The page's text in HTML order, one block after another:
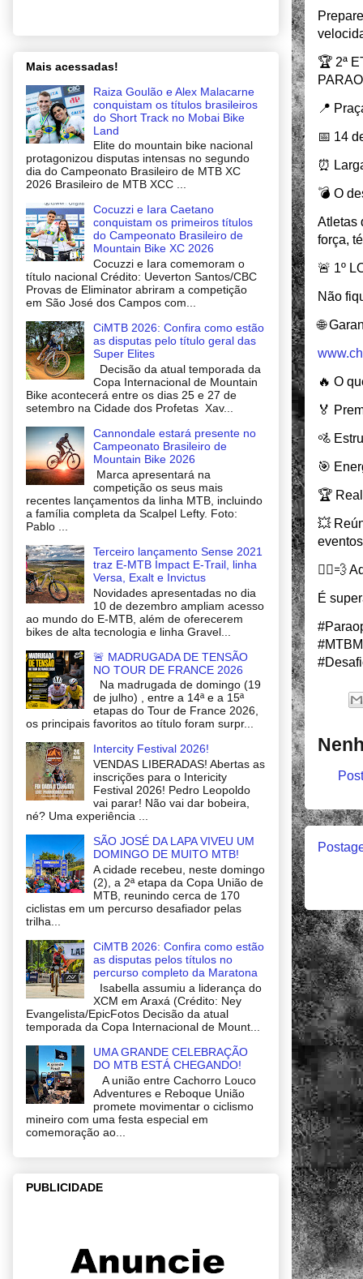
🏆 2ª
📍
📅 14
⏰
💣 O
Atletas
força,
🚨 1º
Não
🌐
🔥 O
🏅
🚵
🎯
🏆
💥
🚴‍♂️💨
É
Mais acessadas!
Raiza Goulão e Alex Malacarne
conquistam os títulos brasileiros
do Short Track no Mobai Bike
Land
Elite do mountain bike nacional
protagonizou disputas intensas no segundo
dia do Campeonato Brasileiro de MTB XC
2026 Brasileiro de MTB XCC ...
Cocuzzi e Iara Caetano
conquistam os primeiros títulos
do Campeonato Brasileiro de
Mountain Bike XC 2026
Cocuzzi e Iara comemoram o
título nacional Crédito: Ueverton Santos/CBC
Provas de Eliminator abriram a competição
em São José dos Campos com...
CiMTB 2026: Confira como estão
as disputas pelo título geral das
Super Elites
Decisão da atual temporada da
Copa Internacional de Mountain
Bike acontecerá entre os dias 25 e 27 de
setembro na Cidade dos Profetas Xav...
Cannondale estará presente no
Campeonato Brasileiro de
Mountain Bike 2026
Marca apresentará na
competição os seus mais
recentes lançamentos da linha MTB, incluindo
a família completa da Scalpel Lefty. Foto:
Pablo ...
Terceiro lançamento Sense 2021
traz E-MTB Impact E-Trail, linha
Versa, Exalt e Invictus
Novidades apresentadas no dia
10 de dezembro ampliam acesso
ao mundo do E-MTB, além de oferecerem
bikes de alta tecnologia e linha Gravel...
🚨 MADRUGADA DE TENSÃO
NO TOUR DE FRANCE 2026
Na madrugada de domingo (19
de julho) , entre a 14ª e a 15ª
etapas do Tour de France 2026,
os principais favoritos ao título foram surpr...
Intercity Festival 2026!
VENDAS LIBERADAS! Abertas as
inscrições para o Intericity
Festival 2026! Pedro Leopoldo
vai parar! Não vai dar bobeira,
né? Uma experiência ...
SÃO JOSÉ DA LAPA VIVEU UM
DOMINGO DE MUITO MTB!
A cidade recebeu, neste domingo
(2), a 2ª etapa da Copa União de
MTB, reunindo cerca de 170
ciclistas em um percurso desafiador pelas
trilha...
CiMTB 2026: Confira como estão
as disputas pelos títulos no
percurso completo da Maratona
Isabella assumiu a liderança do
XCM em Araxá (Crédito: Ney
Evangelista/EpicFotos Decisão da atual
temporada da Copa Internacional de Mount...
UMA GRANDE CELEBRAÇÃO
DO MTB ESTÁ CHEGANDO!
A união entre Cachorro Louco
Adventures e Reboque União
promete movimentar o ciclismo
mineiro com uma festa especial em
comemoração ao...
PUBLICIDADE